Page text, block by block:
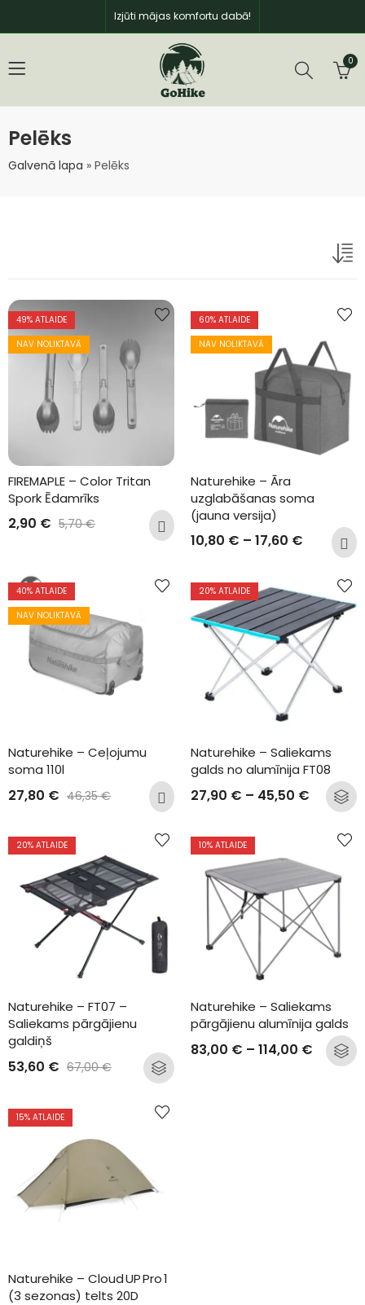
Izjūti mājas komfortu dabā!
0
Pelēks
Galvenā lapa » Pelēks
49% ATLAIDE
NAV NOLIKTAVĀ
FIREMAPLE – Color Tritan
Spork Ēdamrīks
2,90 € 5,70€
60% ATLAIDE
NAV NOLIKTAVĀ
Naturehike – Āra
uzglabāšanas soma
(jauna versija)
10,80 € – 17,60 €
40% ATLAIDE
NAV NOLIKTAVĀ
Naturehike – Ceļojumu
soma 110l
27,80 € 46,35€
20% ATLAIDE
Naturehike – Saliekams
galds no alumīnija FT08
27,90 € – 45,50 €
20% ATLAIDE
Naturehike – FT07 –
Saliekams pārgājienu
galdiņš
53,60 € 67,00€
10% ATLAIDE
Naturehike – Saliekams
pārgājienu alumīnija galds
83,00 € – 114,00 €
15% ATLAIDE
Naturehike – Cloud UP Pro 1
(3 sezonas) telts 20D